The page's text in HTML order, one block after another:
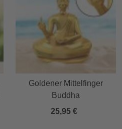
Goldener Mittelfinger
Buddha
25,95 €